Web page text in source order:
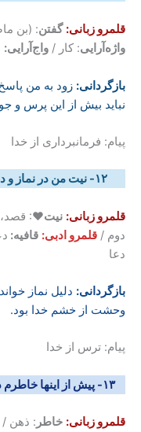
قلمرو زبانی: گفتن: (بن
واژه‌آرایی: کار / واج‌آرایی:
بازگردانی: زود به من
نباید بیش از این پرس و
پیام: فرمانبرداری از خدا
۱۲- نیت من در نماز و در دعا / ترس بود و وحشت از خشم خدا
قلمرو زبانی: نیت♥: قصد،
دوم / قلمرو ادبی: قافیه:
دعا
بازگردانی: دلیل نماز
وحشت از خشم خدا بود.
پیام: ترس از خدا
۱۳- پیش از اینها خاطرم دلگیر بود / از خدا در ذهنم این تصویر بود
قلمرو زبانی: خاطر : ذهن /